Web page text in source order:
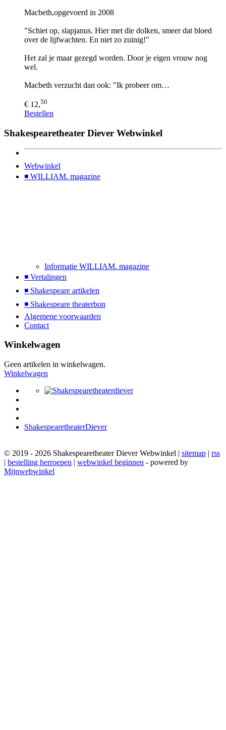
Macbeth,opgevoerd in 2008
"Schiet op, slapjanus. Hier met die dolken, smeer dat bloed
over de lijfwachten. En niet zo zuinig!"
Het zal je maar gezegd worden. Door je eigen vrouw nog
wel.
Macbeth verzucht dan ook: "Ik probeer om…
€ 12,50
Bestellen
Shakespearetheater Diever Webwinkel
Webwinkel
◾ WILLIAM. magazine
Informatie WILLIAM. magazine
◾ Vertalingen
◾ Shakespeare artikelen
◾ Shakespeare theaterbon
Algemene voorwaarden
Contact
Winkelwagen
Geen artikelen in winkelwagen.
Winkelwagen
ShakespearetheaterDiever
© 2019 - 2026 Shakespearetheater Diever Webwinkel | sitemap | rss
| bestelling herroepen | webwinkel beginnen - powered by
Mijnwebwinkel